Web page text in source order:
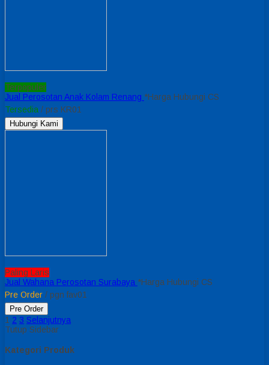
Terpopuler
Jual Perosotan Anak Kolam Renang *Harga Hubungi CS
Tersedia / prs KR01
Hubungi Kami
Paling Laris
Jual Wahana Perosotan Surabaya *Harga Hubungi CS
Pre Order / pgn fav01
Pre Order
1 2 3 Selanjutnya
Tutup Sidebar
Kategori Produk